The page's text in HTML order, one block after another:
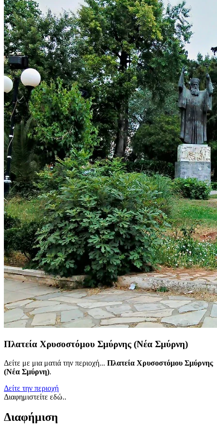
Πλατεία Χρυσοστόμου Σμύρνης (Νέα Σμύρνη)
Δείτε με μια ματιά την περιοχή... Πλατεία Χρυσοστόμου Σμύρνης
(Νέα Σμύρνη).
Δείτε την περιοχή
Διαφημιστείτε εδώ..
Διαφήμιση